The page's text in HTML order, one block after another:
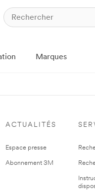
Marques
ACTUALITÉS
Espace presse
Abonnement 3M